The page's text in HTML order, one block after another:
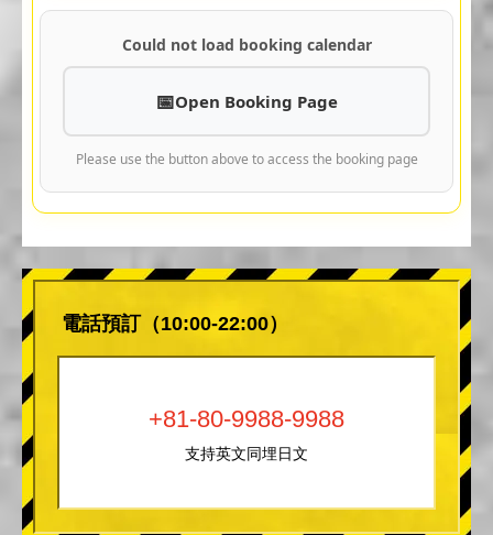
Could not load booking calendar
Open Booking Page
Please use the button above to access the booking page
電話預訂（10:00-22:00）
+81-80-9988-9988
支持英文同埋日文